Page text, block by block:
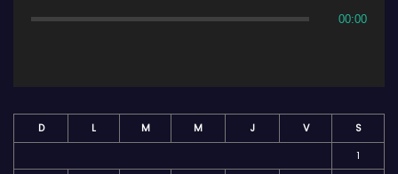
00:00
D L M M J V
S
1